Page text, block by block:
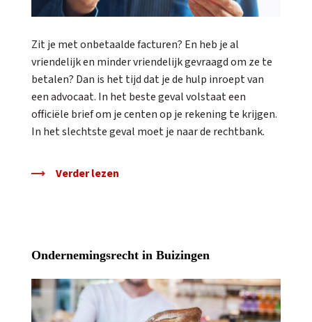
Zit je met onbetaalde facturen? En heb je al
vriendelijk en minder vriendelijk gevraagd om ze te
betalen? Dan is het tijd dat je de hulp inroept van
een advocaat. In het beste geval volstaat een
officiële brief om je centen op je rekening te krijgen.
In het slechtste geval moet je naar de rechtbank.
Verder lezen
Ondernemingsrecht in Buizingen